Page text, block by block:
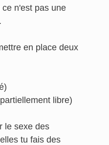
n'est pas une
en place deux
libre)
le sexe des
tu fais des